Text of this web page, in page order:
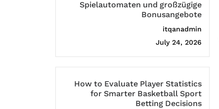
Spielautomaten und großzügige
Bonusangebote
itqanadmin
July 24, 2026
How to Evaluate Player Statistics
for Smarter Basketball Sport
Betting Decisions